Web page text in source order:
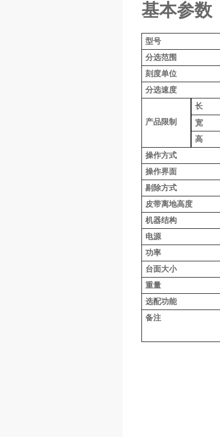
基本参数
型号
分选范围
刻度单位
分选速度
产品限制
长
宽
高
操作方式
操作界面
剔除方式
皮带离地高度
机器结构
电源
功率
台面大小
重量
选配功能
备注